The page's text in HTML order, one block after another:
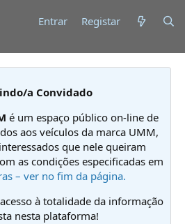
Entrar Registar
a Convidado
é um espaço público on-line de
aos veículos da marca UMM,
que nele queiram
as condições especificadas em
– ver no fim da página.
à totalidade da informação
nesta plataforma!